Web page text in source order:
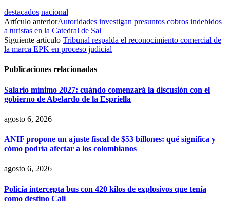
destacados nacional
Artículo anteriorAutoridades investigan presuntos cobros indebidos
a turistas en la Catedral de Sal
Siguiente artículo Tribunal respalda el reconocimiento comercial de
la marca EPK en proceso judicial
Publicaciones relacionadas
Salario mínimo 2027: cuándo comenzará la discusión con el
gobierno de Abelardo de la Espriella
agosto 6, 2026
ANIF propone un ajuste fiscal de $53 billones: qué significa y
cómo podría afectar a los colombianos
agosto 6, 2026
Policía intercepta bus con 420 kilos de explosivos que tenía
como destino Cali